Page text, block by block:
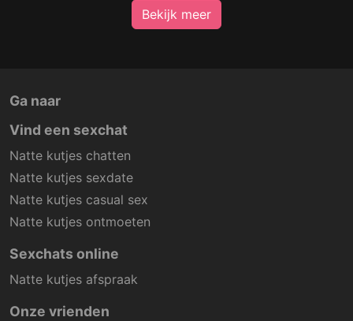
Bekijk meer
Ga naar
Vind een sexchat
Natte kutjes chatten
Natte kutjes sexdate
Natte kutjes casual sex
Natte kutjes ontmoeten
Sexchats online
Natte kutjes afspraak
Onze vrienden